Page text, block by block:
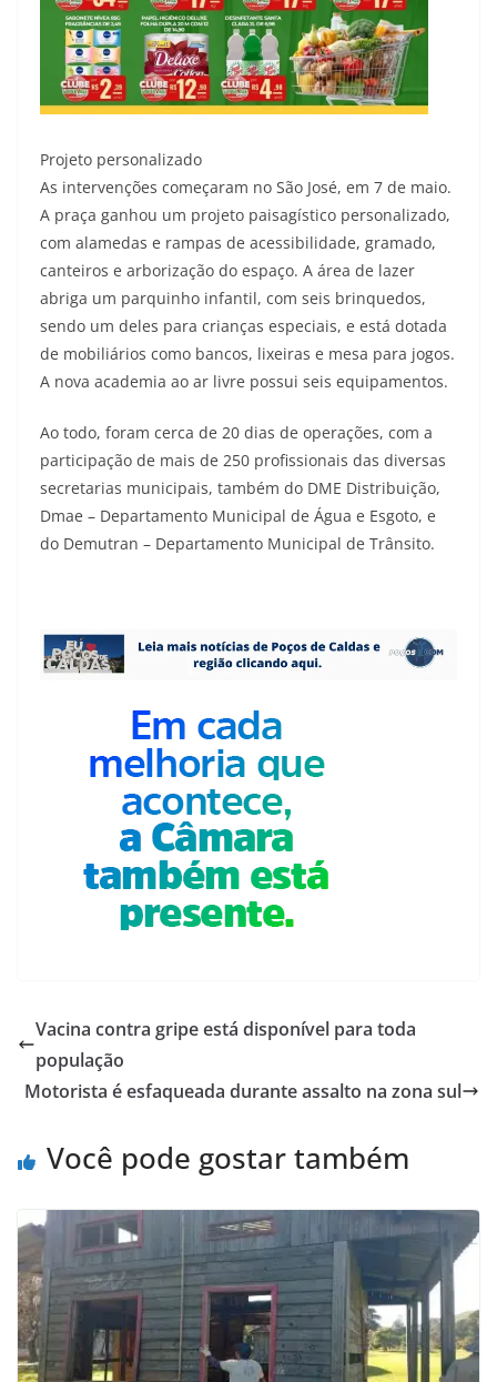
Projeto personalizado
As intervenções começaram no São José, em 7 de maio.
A praça ganhou um projeto paisagístico personalizado,
com alamedas e rampas de acessibilidade, gramado,
canteiros e arborização do espaço. A área de lazer
abriga um parquinho infantil, com seis brinquedos,
sendo um deles para crianças especiais, e está dotada
de mobiliários como bancos, lixeiras e mesa para jogos.
A nova academia ao ar livre possui seis equipamentos.
Ao todo, foram cerca de 20 dias de operações, com a
participação de mais de 250 profissionais das diversas
secretarias municipais, também do DME Distribuição,
Dmae – Departamento Municipal de Água e Esgoto, e
do Demutran – Departamento Municipal de Trânsito.
Vacina contra gripe está disponível para toda
população
Motorista é esfaqueada durante assalto na zona sul
Você pode gostar também